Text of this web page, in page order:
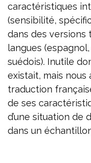
caractéristiques
(sensibilité,
dans des versions
langues
suédois). Inutile
existait, mais nous
traduction
de ses
d’une situation de
dans un